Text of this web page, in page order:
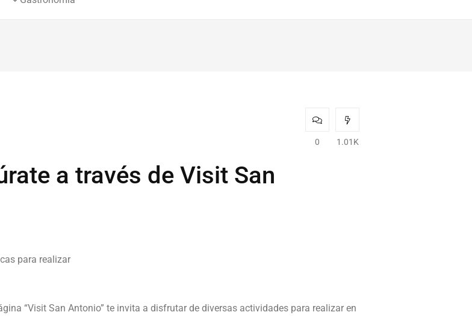
0 1.01K
a través de Visit San
para realizar
“Visit San Antonio” te invita a disfrutar de diversas actividades para realizar en